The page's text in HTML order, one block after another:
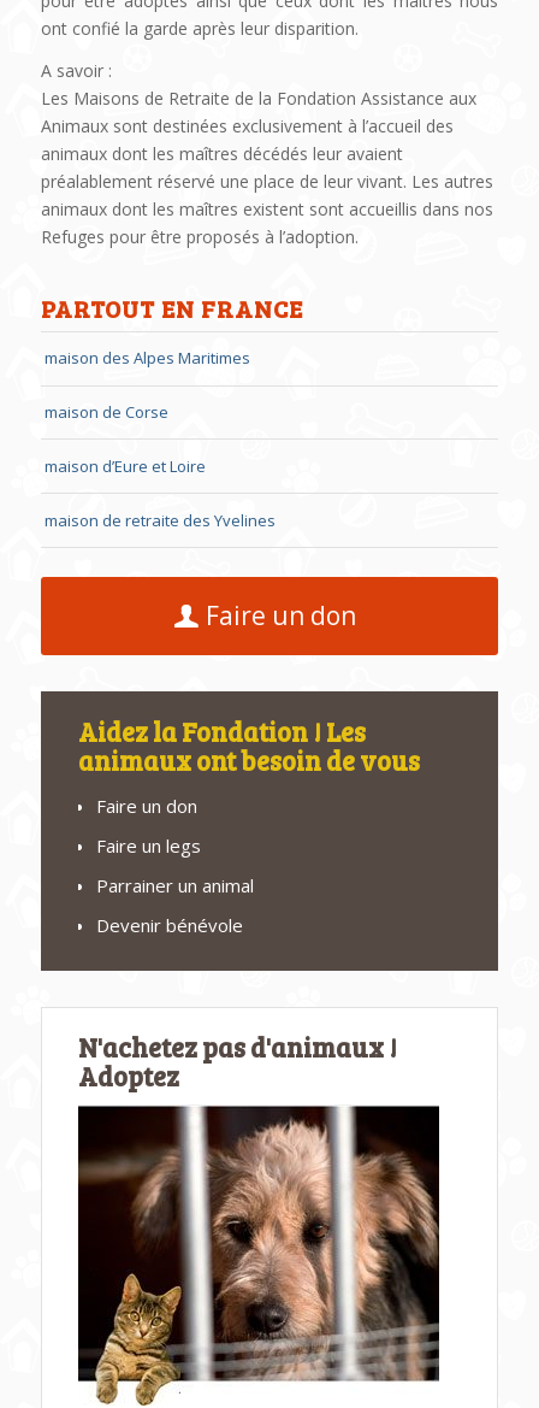
ont confié la garde après leur disparition.
A savoir :
Les Maisons de Retraite de la Fondation Assistance aux
Animaux sont destinées exclusivement à l’accueil des
animaux dont les maîtres décédés leur avaient
préalablement réservé une place de leur vivant. Les autres
animaux dont les maîtres existent sont accueillis dans nos
Refuges pour être proposés à l’adoption.
PARTOUT EN FRANCE
maison des Alpes Maritimes
maison de Corse
maison d’Eure et Loire
maison de retraite des Yvelines
Faire un don
Aidez la Fondation ! Les
animaux ont besoin de vous
Faire un don
Faire un legs
Parrainer un animal
Devenir bénévole
N'achetez pas d'animaux !
Adoptez